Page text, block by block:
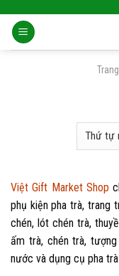
content
Việt Gift Market Shop
phụ kiện pha trà, trang
chén, lót chén trà,
ấm trà, chén trà,
nước và dụng cụ pha